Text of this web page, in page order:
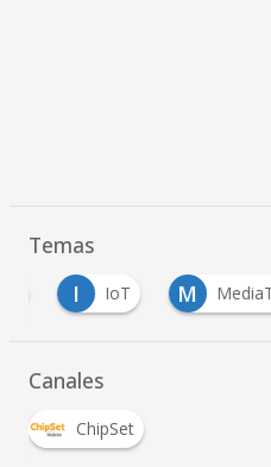
Temas
IoT M MediaTek
Canales
ChipSet